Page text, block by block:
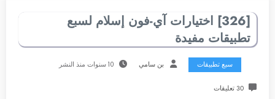
[326] اختيارات آي-فون إسلام لسبع
تطبيقات مفيدة
سبع تطبيقات بن سامي 10 سنوات منذ النشر
30 تعليقات